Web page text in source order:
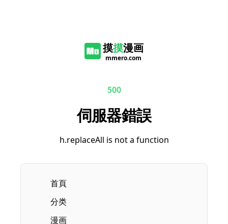
摸摸漫画
mmero.com
500
伺服器錯誤
h.replaceAll is not a function
首頁
分类
漫画